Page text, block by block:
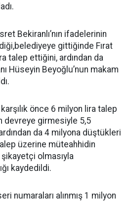
Bekiranlı’nın ifadelerinin
gittiğinde Fırat
talep ettiğini, ardından da
Hüseyin Beyoğlu’nun makam
önce 6 milyon lira talep
devreye girmesiyle 5,5
da 4 milyona düştükleri
üzerine müteahhidin
şikayetçi olmasıyla
kaydedildi.
numaraları alınmış 1 milyon